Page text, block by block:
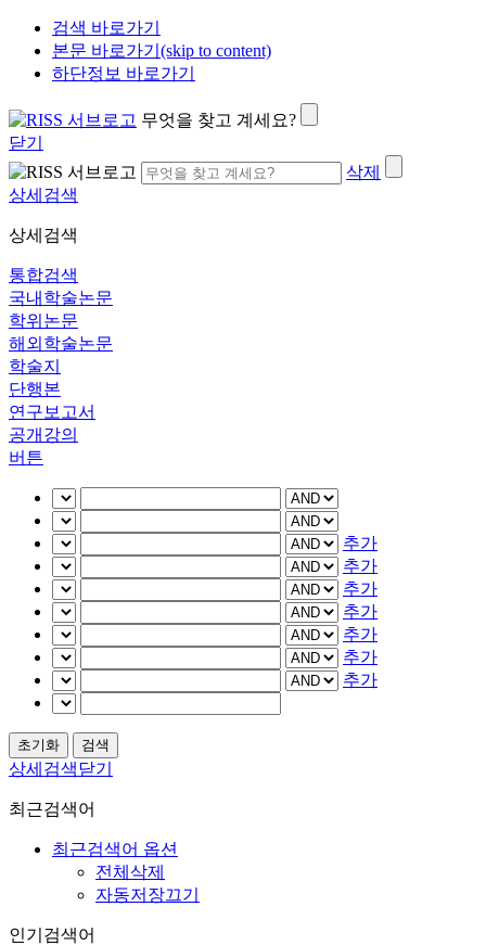
검색 바로가기
본문 바로가기(skip to content)
하단정보 바로가기
무엇을 찾고 계세요?
닫기
삭제
상세검색
상세검색
통합검색
국내학술논문
학위논문
해외학술논문
학술지
단행본
연구보고서
공개강의
버튼
추가
추가
추가
추가
추가
추가
추가
상세검색닫기
최근검색어
최근검색어 옵션
전체삭제
자동저장끄기
인기검색어